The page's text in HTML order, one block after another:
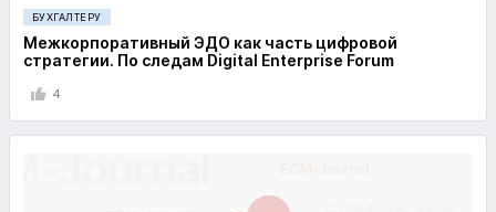
БУХГАЛТЕРУ
Межкорпоративный ЭДО как часть цифровой
стратегии. По следам Digital Enterprise Forum
4